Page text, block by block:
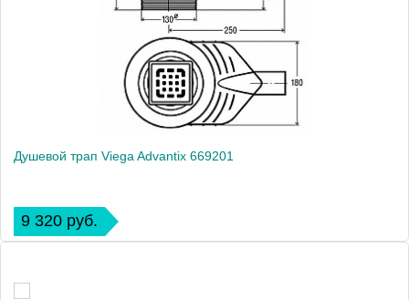
Душевой трап Viega Advantix 669201
9 320 руб.